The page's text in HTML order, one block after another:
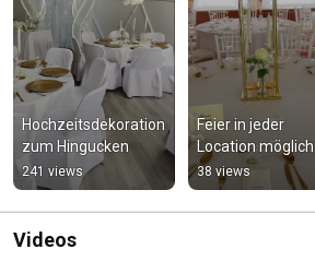
Hochzeitsdekoration
zum Hingucken
241 views
Feier in jeder
Location möglich
38 views
Videos